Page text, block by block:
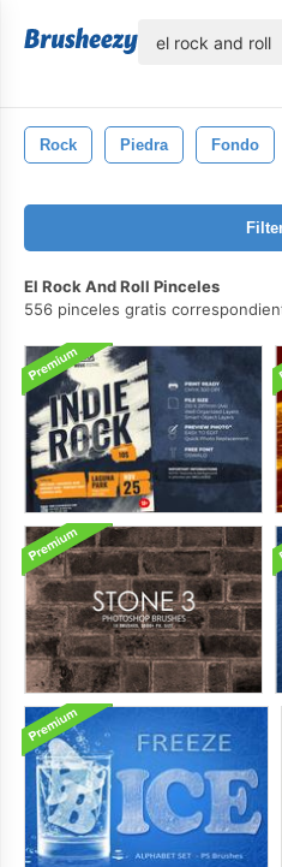
Rock Piedra Fondo
El Rock And Roll Pinceles
556 pinceles gratis